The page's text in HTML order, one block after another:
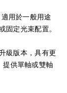
用於一般用途
固定光束配置。
級版本，具有更
提供單軸或雙軸